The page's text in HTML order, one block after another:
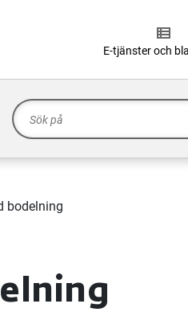
view_list
E-tjänster och
bodelning